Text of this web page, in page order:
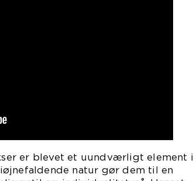
er blevet et uundværligt element i
natur gør dem til en